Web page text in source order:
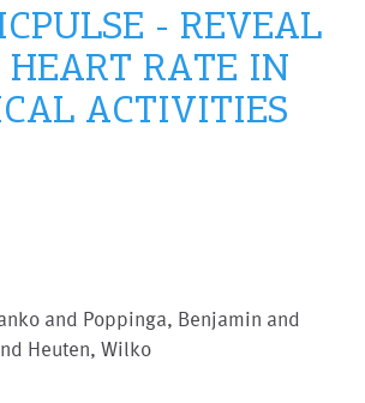
- REVEAL
HEART RATE IN
ACTIVITIES
and Poppinga, Benjamin and
Heuten, Wilko